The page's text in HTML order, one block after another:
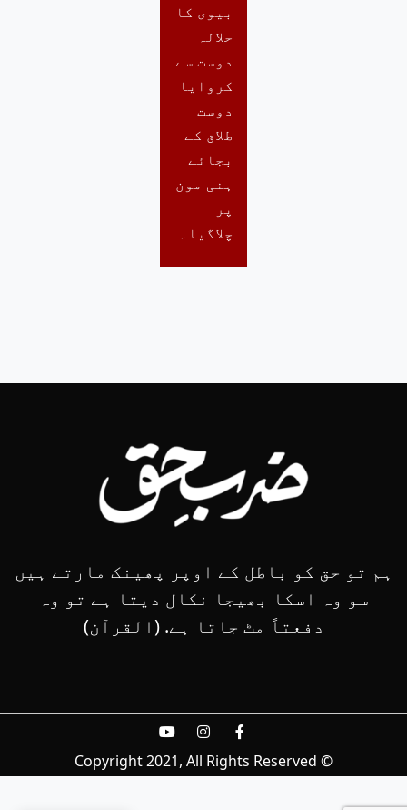
بیوی کا
حلالہ
دوست سے
کروایا
دوست
طلاق کے
بجائے
ہنی مون
پر
چلاگیا۔
ہم تو حق کو باطل کے اوپر پھینک مارتے ہیں
سو وہ اسکا بھیجا نکال دیتا ہے تو وہ
دفعتاً مٹ جاتا ہے. (القرآن)
© Copyright 2021, All Rights Reserved